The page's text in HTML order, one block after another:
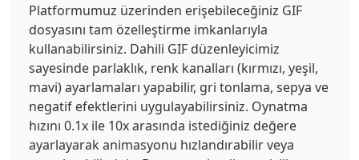
Platformumuz üzerinden erişebileceğiniz GIF
dosyasını tam özelleştirme imkanlarıyla
kullanabilirsiniz. Dahili GIF düzenleyicimiz
sayesinde parlaklık, renk kanalları (kırmızı, yeşil,
mavi) ayarlamaları yapabilir, gri tonlama, sepya ve
negatif efektlerini uygulayabilirsiniz. Oynatma
hızını 0.1x ile 10x arasında istediğiniz değere
ayarlayarak animasyonu hızlandırabilir veya